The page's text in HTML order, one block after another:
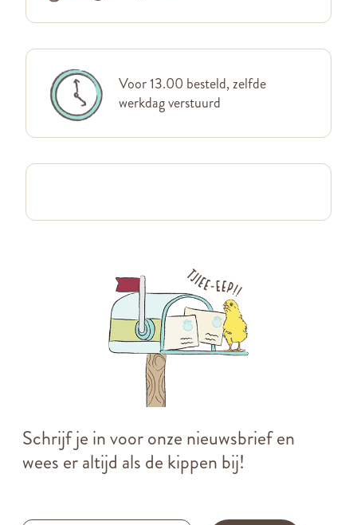
Voor 13.00 besteld, zelfde
werkdag verstuurd
Schrijf je in voor onze nieuwsbrief en
wees er altijd als de kippen bij!